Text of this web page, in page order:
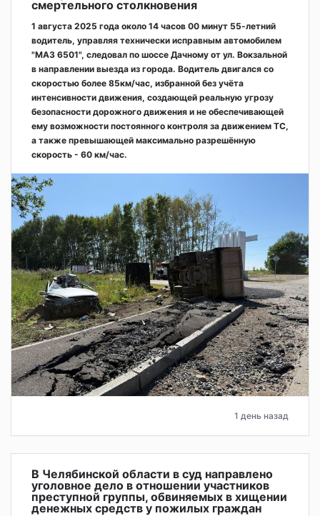
смертельного столкновения
1 августа 2025 года около 14 часов 00 минут 55-летний
водитель, управляя технически исправным автомобилем
"МАЗ 6501", следовал по шоссе Дачному от ул. Вокзальной
в направлении выезда из города. Водитель двигался со
скоростью более 85км/час, избранной без учёта
интенсивности движения, создающей реальную угрозу
безопасности дорожного движения и не обеспечивающей
ему возможности постоянного контроля за движением ТС,
а также превышающей максимально разрешённую
скорость - 60 км/час.
1 день назад
В Челябинской области в суд направлено
уголовное дело в отношении участников
преступной группы, обвиняемых в хищении
денежных средств у пожилых граждан